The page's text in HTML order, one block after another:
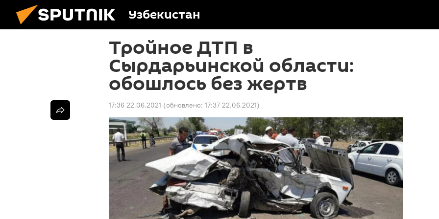
Узбекистан
Тройное ДТП в
Сырдарьинской области:
обошлось без жертв
17:36 22.06.2021 (обновлено: 17:37 22.06.2021)